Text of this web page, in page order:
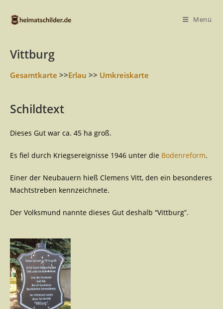
Menü
Vittburg
Gesamtkarte >>Erlau >> Umkreiskarte
Schildtext
Dieses Gut war ca. 45 ha groß.
Es fiel durch Kriegsereignisse 1946 unter die Bodenreform.
Einer der Neubauern hieß Clemens Vitt, den ein besonderes
Machtstreben kennzeichnete.
Der Volksmund nannte dieses Gut deshalb “Vittburg”.